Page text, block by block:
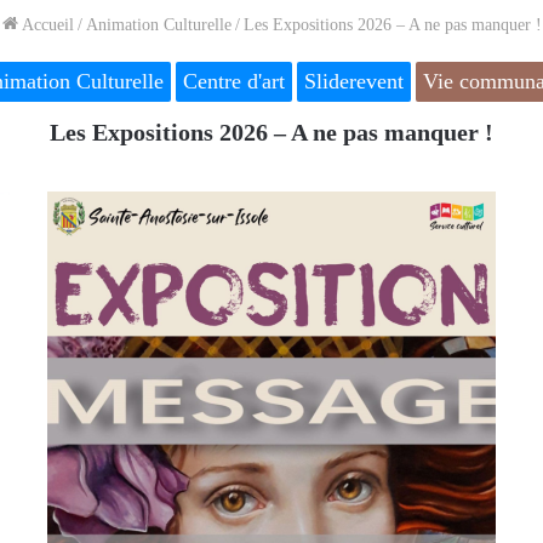
Accueil / Animation Culturelle / Les Expositions 2026 – A ne pas manquer !
Culturelle Centre d'art Sliderevent Vie
Les Expositions 2026 – A ne pas manquer !